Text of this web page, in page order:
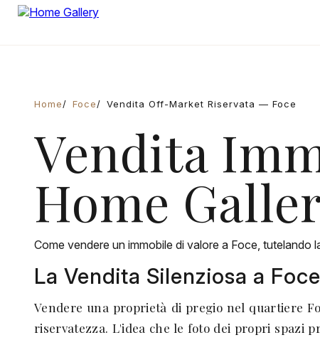
Home Foce Vendita Off-Market Riservata — Foce
Vendita
Home
Come vendere un immobile di valore a Foce, tutelando
La Vendita Silenziosa a
Vendere una proprietà di pregio nel quartiere
riservatezza. L'idea che le foto dei propri spazi